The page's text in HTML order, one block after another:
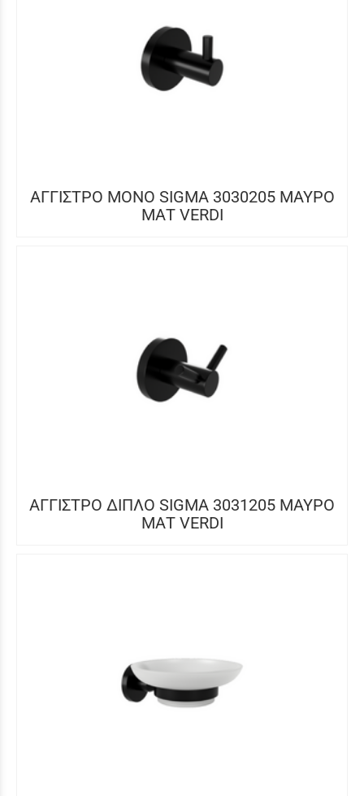
ΑΓΓΙΣΤΡΟ ΜΟΝΟ SIGMA 3030205 ΜΑΥΡΟ
ΜΑΤ VERDI
ΑΓΓΙΣΤΡΟ ΔΙΠΛΟ SIGMA 3031205 ΜΑΥΡΟ
ΜΑΤ VERDI